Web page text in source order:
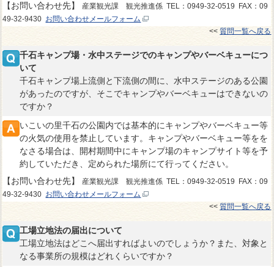
【お問い合わせ先】
産業観光課 観光推進係 TEL：0949-32-0519 FAX：09
49-32-9430 お問い合わせメールフォーム
<<質問一覧へ戻る
千石キャンプ場・水中ステージでのキャンプやバーベキューにつ
いて
千石キャンプ場上流側と下流側の間に、水中ステージのある公園
があったのですが、そこでキャンプやバーベキューはできないの
ですか？
いこいの里千石の公園内では基本的にキャンプやバーベキュー等
の火気の使用を禁止しています。キャンプやバーベキュー等をを
なさる場合は、開村期間中にキャンプ場のキャンプサイト等を予
約していただき、定められた場所にて行ってください。
【お問い合わせ先】
産業観光課 観光推進係 TEL：0949-32-0519 FAX：09
49-32-9430 お問い合わせメールフォーム
<<質問一覧へ戻る
工場立地法の届出について
工場立地法はどこへ届出すればよいのでしょうか？また、対象と
なる事業所の規模はどれくらいですか？